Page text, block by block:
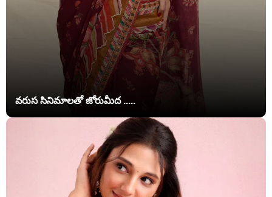
వరుస సినిమాలతో జోరుమీద .....